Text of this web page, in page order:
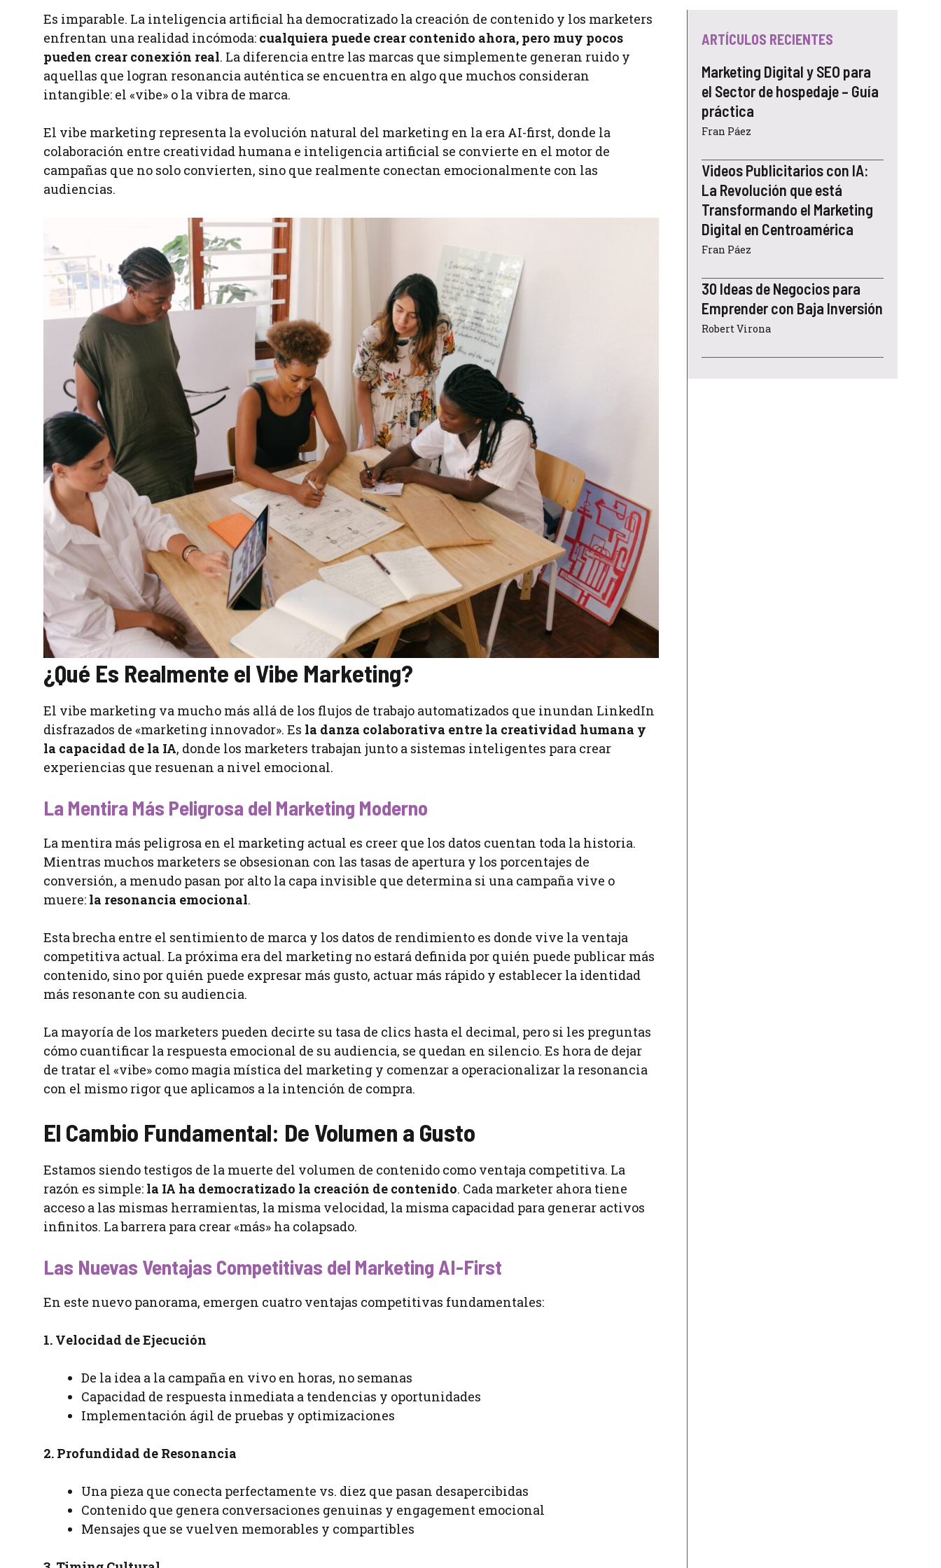
Es imparable. La inteligencia artificial ha democratizado la creación de contenido y los marketers
enfrentan una realidad incómoda: cualquiera puede crear contenido ahora, pero muy pocos
pueden crear conexión real. La diferencia entre las marcas que simplemente generan ruido y
aquellas que logran resonancia auténtica se encuentra en algo que muchos consideran
intangible: el «vibe» o la vibra de marca.
El vibe marketing representa la evolución natural del marketing en la era AI-first, donde la
colaboración entre creatividad humana e inteligencia artificial se convierte en el motor de
campañas que no solo convierten, sino que realmente conectan emocionalmente con las
audiencias.
¿Qué Es Realmente el Vibe Marketing?
El vibe marketing va mucho más allá de los flujos de trabajo automatizados que inundan LinkedIn
disfrazados de «marketing innovador». Es la danza colaborativa entre la creatividad humana y
la capacidad de la IA, donde los marketers trabajan junto a sistemas inteligentes para crear
experiencias que resuenan a nivel emocional.
La Mentira Más Peligrosa del Marketing Moderno
La mentira más peligrosa en el marketing actual es creer que los datos cuentan toda la historia.
Mientras muchos marketers se obsesionan con las tasas de apertura y los porcentajes de
conversión, a menudo pasan por alto la capa invisible que determina si una campaña vive o
muere: la resonancia emocional.
Esta brecha entre el sentimiento de marca y los datos de rendimiento es donde vive la ventaja
competitiva actual. La próxima era del marketing no estará definida por quién puede publicar más
contenido, sino por quién puede expresar más gusto, actuar más rápido y establecer la identidad
más resonante con su audiencia.
La mayoría de los marketers pueden decirte su tasa de clics hasta el decimal, pero si les preguntas
cómo cuantificar la respuesta emocional de su audiencia, se quedan en silencio. Es hora de dejar
de tratar el «vibe» como magia mística del marketing y comenzar a operacionalizar la resonancia
con el mismo rigor que aplicamos a la intención de compra.
El Cambio Fundamental: De Volumen a Gusto
Estamos siendo testigos de la muerte del volumen de contenido como ventaja competitiva. La
razón es simple: la IA ha democratizado la creación de contenido. Cada marketer ahora tiene
acceso a las mismas herramientas, la misma velocidad, la misma capacidad para generar activos
infinitos. La barrera para crear «más» ha colapsado.
Las Nuevas Ventajas Competitivas del Marketing AI-First
En este nuevo panorama, emergen cuatro ventajas competitivas fundamentales:
1. Velocidad de Ejecución
De la idea a la campaña en vivo en horas, no semanas
Capacidad de respuesta inmediata a tendencias y oportunidades
Implementación ágil de pruebas y optimizaciones
2. Profundidad de Resonancia
Una pieza que conecta perfectamente vs. diez que pasan desapercibidas
Contenido que genera conversaciones genuinas y engagement emocional
Mensajes que se vuelven memorables y compartibles
ARTÍCULOS RECIENTES
Marketing Digital y SEO para
el Sector de hospedaje – Guía
práctica
Fran Páez
Videos Publicitarios con IA:
La Revolución que está
Transformando el Marketing
Digital en Centroamérica
Fran Páez
30 Ideas de Negocios para
Emprender con Baja Inversión
Robert Virona